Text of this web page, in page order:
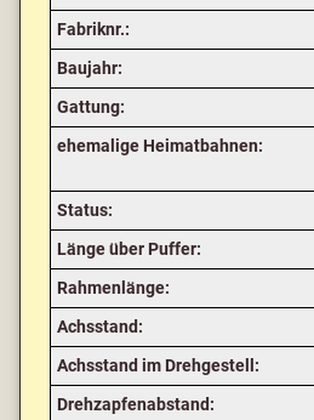
Fabriknr.:
Baujahr:
Gattung:
ehemalige Heimatbahnen:
Status:
Länge über Puffer:
Rahmenlänge:
Achsstand:
Achsstand im Drehgestell:
Drehzapfenabstand: